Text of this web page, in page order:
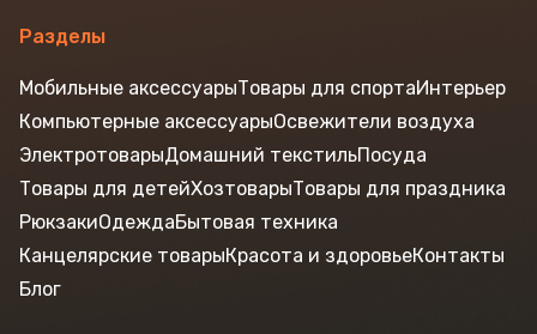
Разделы
Мобильные аксессуарыТовары для спортаИнтерьер
Компьютерные аксессуарыОсвежители воздуха
ЭлектротоварыДомашний текстильПосуда
Товары для детейХозтоварыТовары для праздника
РюкзакиОдеждаБытовая техника
Канцелярские товарыКрасота и здоровьеКонтакты
Блог